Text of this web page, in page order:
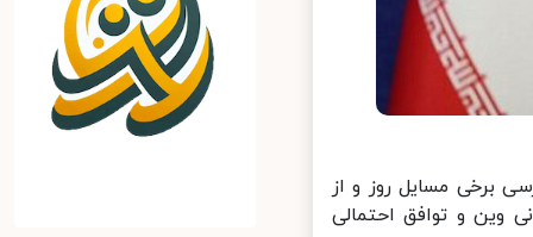
برخی مسایل روز و از
و توافق احتمالی